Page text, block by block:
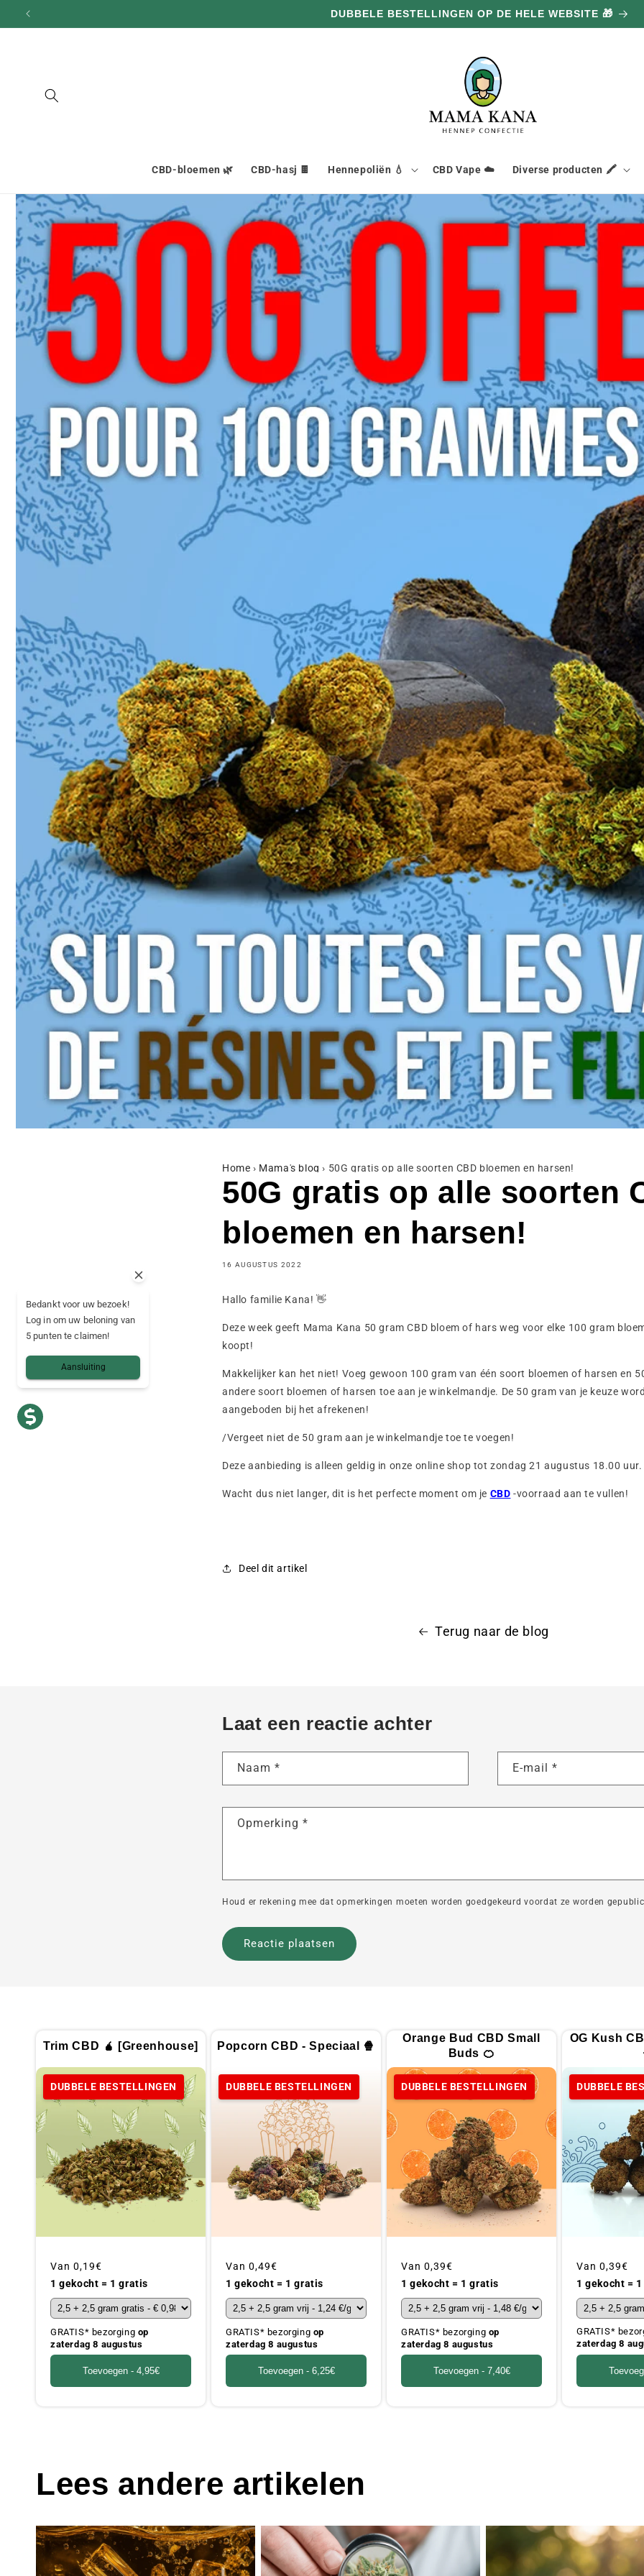
doorgaan
naar
DUBBELE BESTELLINGEN OP DE HELE WEBSITE 🎁
CBD-bloemen 🌿 CBD-hasj 🍫 Hennepoliën 💧 CBD Vape ☁️ Diverse producten 🖍️
Home › Mama's blog › 50G gratis op alle soorten CBD bloemen en harsen!
50G gratis op alle soorten
bloemen en harsen!
16 AUGUSTUS 2022
Hallo familie Kana! 👋
Deze week geeft Mama Kana 50 gram CBD bloem of hars weg voor elke 100 gram
koopt!
Makkelijker kan het niet! Voeg gewoon 100 gram van één soort bloemen of harsen en
andere soort bloemen of harsen toe aan je winkelmandje. De 50 gram van je keuze
aangeboden bij het afrekenen!
/Vergeet niet de 50 gram aan je winkelmandje toe te voegen!
Deze aanbieding is alleen geldig in onze online shop tot zondag 21 augustus 18.00 uur.
Wacht dus niet langer, dit is het perfecte moment om je CBD -voorraad aan te vullen!
Deel dit artikel
Terug naar de blog
Laat een reactie achter
Naam * E-mail *
Opmerking *
Houd er rekening mee dat opmerkingen moeten worden goedgekeurd voordat ze worden
Trim CBD 🧉 [Greenhouse]
DUBBELE BESTELLINGEN
Gebruikelijke
prijs
Van 0,19€
1 gekocht = 1 gratis
GRATIS* bezorging op
zaterdag 8 augustus
Toevoegen - 4,95€
Popcorn CBD - Speciaal 🍿
DUBBELE BESTELLINGEN
Gebruikelijke
prijs
Van 0,49€
1 gekocht = 1 gratis
GRATIS* bezorging op
zaterdag 8 augustus
Toevoegen - 6,25€
Orange Bud CBD Small
Buds 🍊
DUBBELE BESTELLINGEN
Gebruikelijke
prijs
Van 0,39€
1 gekocht = 1 gratis
GRATIS* bezorging op
zaterdag 8 augustus
Toevoegen - 7,40€
OG Kush
DUBBELE
Gebruikelijke
prijs
Van 0,39€
1 gekocht =
GRATIS*
zaterdag 8
Lees andere artikelen
Bedankt voor uw bezoek!
Log in om uw beloning van
5 punten te claimen!
Aansluiting